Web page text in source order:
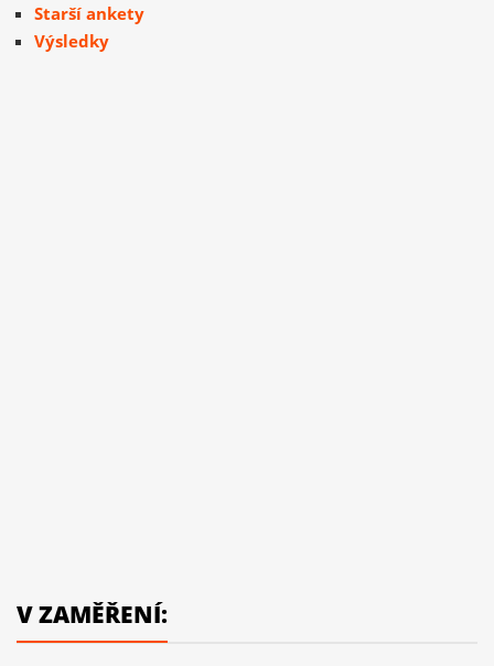
Starší ankety
Výsledky
V ZAMĚŘENÍ: